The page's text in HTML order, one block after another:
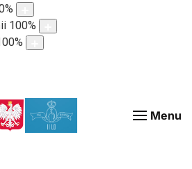
%
100%
%
Menu